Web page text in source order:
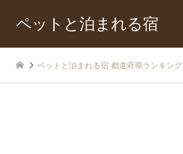
ペットと泊まれる宿
ペットと泊まれる宿 都道府県ランキング